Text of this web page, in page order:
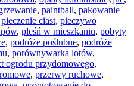
, paintball, pakowanie
pieczenie ciast, pieczywo
, pleśń w mieszkaniu, pobyty
, podróże poślubne, podróże
, porównywarka lotów,
ogrodu przydomowego,
, przerwy ruchowe,